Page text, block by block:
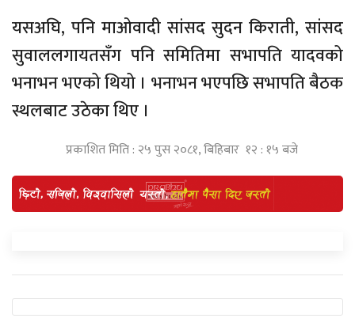
यसअघि, पनि माओवादी सांसद सुदन किराती, सांसद
सुवाललगायतसँग पनि समितिमा सभापति यादवको
भनाभन भएको थियो । भनाभन भएपछि सभापति बैठक
स्थलबाट उठेका थिए ।
प्रकाशित मिति : २५ पुस २०८१, बिहिबार १२ : १५ बजे